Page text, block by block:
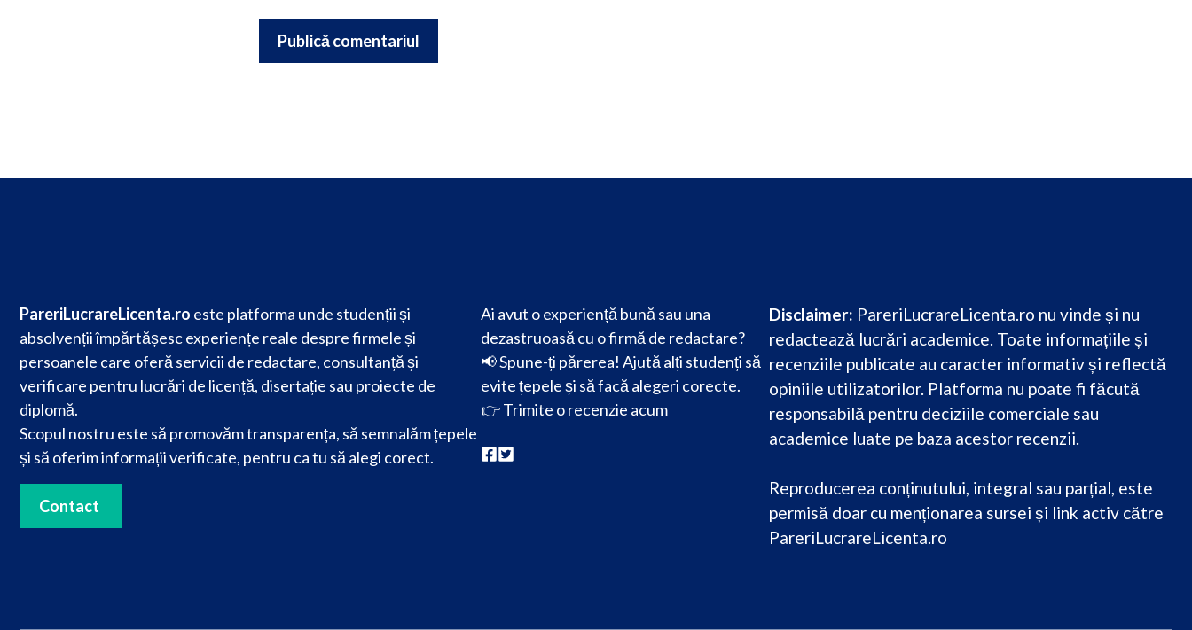
PareriLucrareLicenta.ro este platforma unde studenții și
absolvenții împărtășesc experiențe reale despre firmele și
persoanele care oferă servicii de redactare, consultanță și
verificare pentru lucrări de licență, disertație sau proiecte de
diplomă.
Scopul nostru este să promovăm transparența, să semnalăm țepele
și să oferim informații verificate, pentru ca tu să alegi corect.
Contact
Ai avut o experiență bună sau una
dezastruoasă cu o firmă de redactare?
📢 Spune-ți părerea! Ajută alți studenți să
evite țepele și să facă alegeri corecte.
👉Trimite o recenzie acum
Disclaimer: PareriLucrareLicenta.ro nu vinde și nu
redactează lucrări academice. Toate informațiile și
recenziile publicate au caracter informativ și reflectă
opiniile utilizatorilor. Platforma nu poate fi făcută
responsabilă pentru deciziile comerciale sau
academice luate pe baza acestor recenzii.
Reproducerea conținutului, integral sau parțial, este
permisă doar cu menționarea sursei și link activ către
PareriLucrareLicenta.ro